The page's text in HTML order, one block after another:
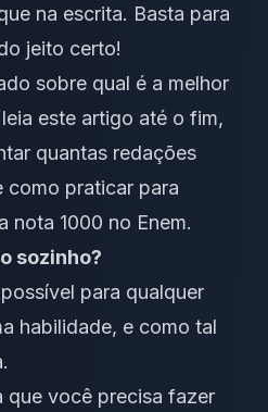
na escrita. Basta para
jeito certo!
sobre qual é a melhor
este artigo até o fim,
quantas redações
como praticar para
nota 1000 no Enem.
sozinho?
para qualquer
habilidade, e como tal
que você precisa fazer